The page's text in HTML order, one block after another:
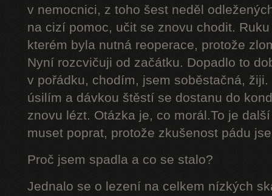
v nemocnici, z toho šest neděl
na cizí pomoc, učit se znovu chodit.
kterém byla nutná reoperace, protože
Nyní rozcvičuji od začátku. Dopadlo to
v pořádku, chodím, jsem soběstačná,
úsilím a dávkou štěstí se dostanu do
znovu lézt. Otázka je, co morál.To je
muset poprat, protože zkušenost pádu
Proč jsem spadla a co se stalo?
Jednalo se o lezení na celkem nízkých